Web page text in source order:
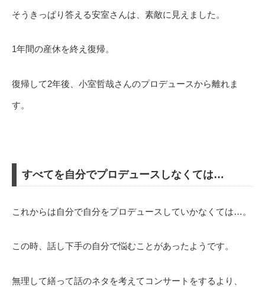
そうきっぱり答える安室さんは、素敵に見えました。
1年間の産休を終え復帰。
復帰して2年後、小室哲哉さんのプロデュースから離れま
す。
すべてを自分でプロデュースしなくては…
これからは自分で自分をプロデュースしていかなくては…。
この時、話し下手の自分で悩むことがあったようです。
無理して繕って話のネタを考えてコンサートをするより、